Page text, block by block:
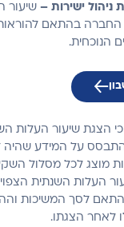
ניהול ישירות – שיעור
בהתאם להוראות
הנוכחית.
הצגת שיעור העלות
על המידע שהיה
מוצג לכל מסלול
העלות השנתית
לסך המשיכות
לאחר הצגתו.